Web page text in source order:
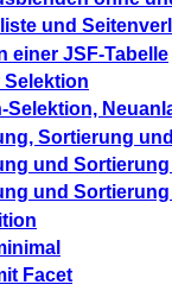
und
einer JSF-Tabelle
Selektion
Selektion,
Sortierung
und
und
Facet